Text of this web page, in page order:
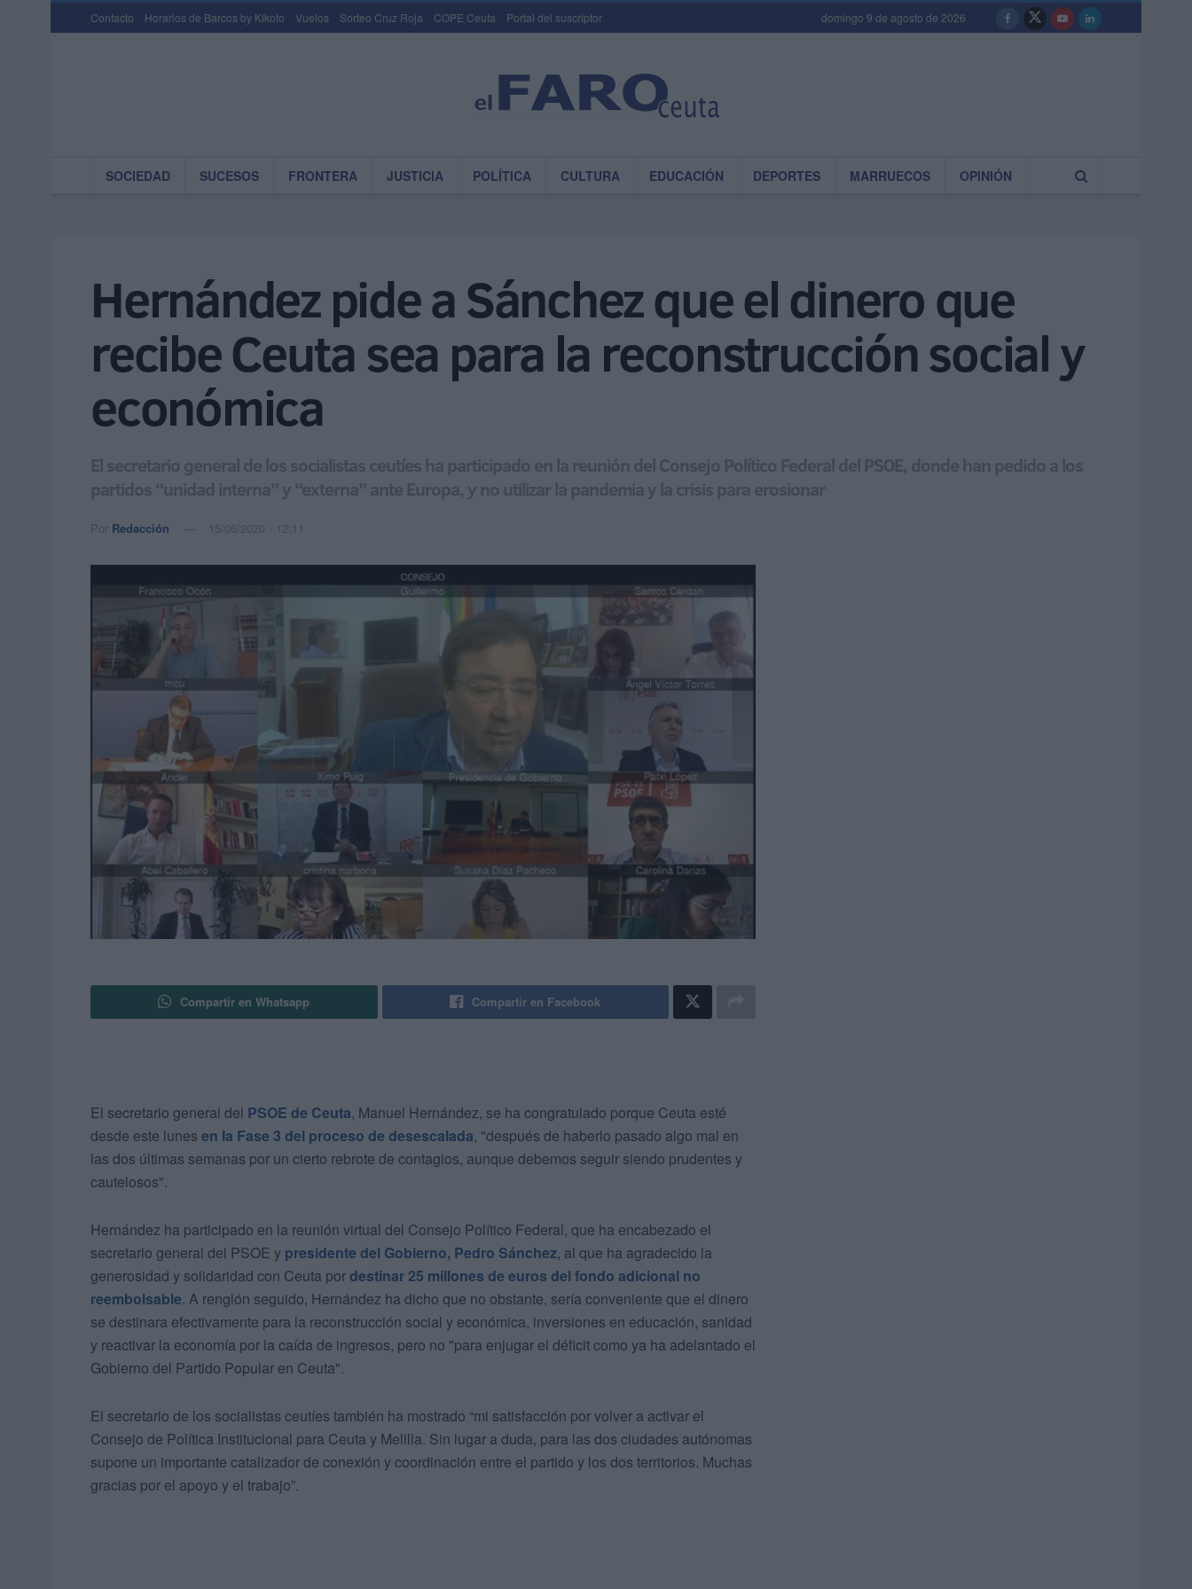
Contacto Horarios de Barcos by Kikoto Vuelos Sorteo Cruz Roja COPE Ceuta Portal del suscriptor domingo 9 de agosto de 2026
SOCIEDAD SUCESOS FRONTERA JUSTICIA POLÍTICA CULTURA EDUCACIÓN DEPORTES MARRUECOS OPINIÓN
Hernández pide a Sánchez que el dinero que
recibe Ceuta sea para la reconstrucción social y
económica
El secretario general de los socialistas ceutíes ha participado en la reunión del Consejo Político Federal del PSOE, donde han pedido a los
partidos “unidad interna” y “externa” ante Europa, y no utilizar la pandemia y la crisis para erosionar
Por Redacción 15/06/2020 - 12:11
Compartir en Whatsapp Compartir en Facebook
El secretario general del PSOE de Ceuta, Manuel Hernández, se ha congratulado porque Ceuta esté
desde este lunes en la Fase 3 del proceso de desescalada, "después de haberlo pasado algo mal en
las dos últimas semanas por un cierto rebrote de contagios, aunque debemos seguir siendo prudentes y
cautelosos".
Hernández ha participado en la reunión virtual del Consejo Político Federal, que ha encabezado el
secretario general del PSOE y presidente del Gobierno, Pedro Sánchez, al que ha agradecido la
generosidad y solidaridad con Ceuta pordestinar 25 millones de euros del fondo adicional no
reembolsable. A renglón seguido, Hernández ha dicho que no obstante, sería conveniente que el dinero
se destinara efectivamente para la reconstrucción social y económica, inversiones en educación, sanidad
y reactivar la economía por la caída de ingresos, pero no "para enjugar el déficit como ya ha adelantado el
Gobierno del Partido Popular en Ceuta".
El secretario de los socialistas ceutíes también ha mostrado “mi satisfacción por volver a activar el
Consejo de Política Institucional para Ceuta y Melilla. Sin lugar a duda, para las dos ciudades autónomas
supone un importante catalizador de conexión y coordinación entre el partido y los dos territorios. Muchas
gracias por el apoyo y el trabajo”.